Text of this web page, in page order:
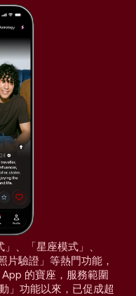
、「星座模式」、
片驗證」等熱門功能，
的寶座，服務範圍
」功能以來，已促成超